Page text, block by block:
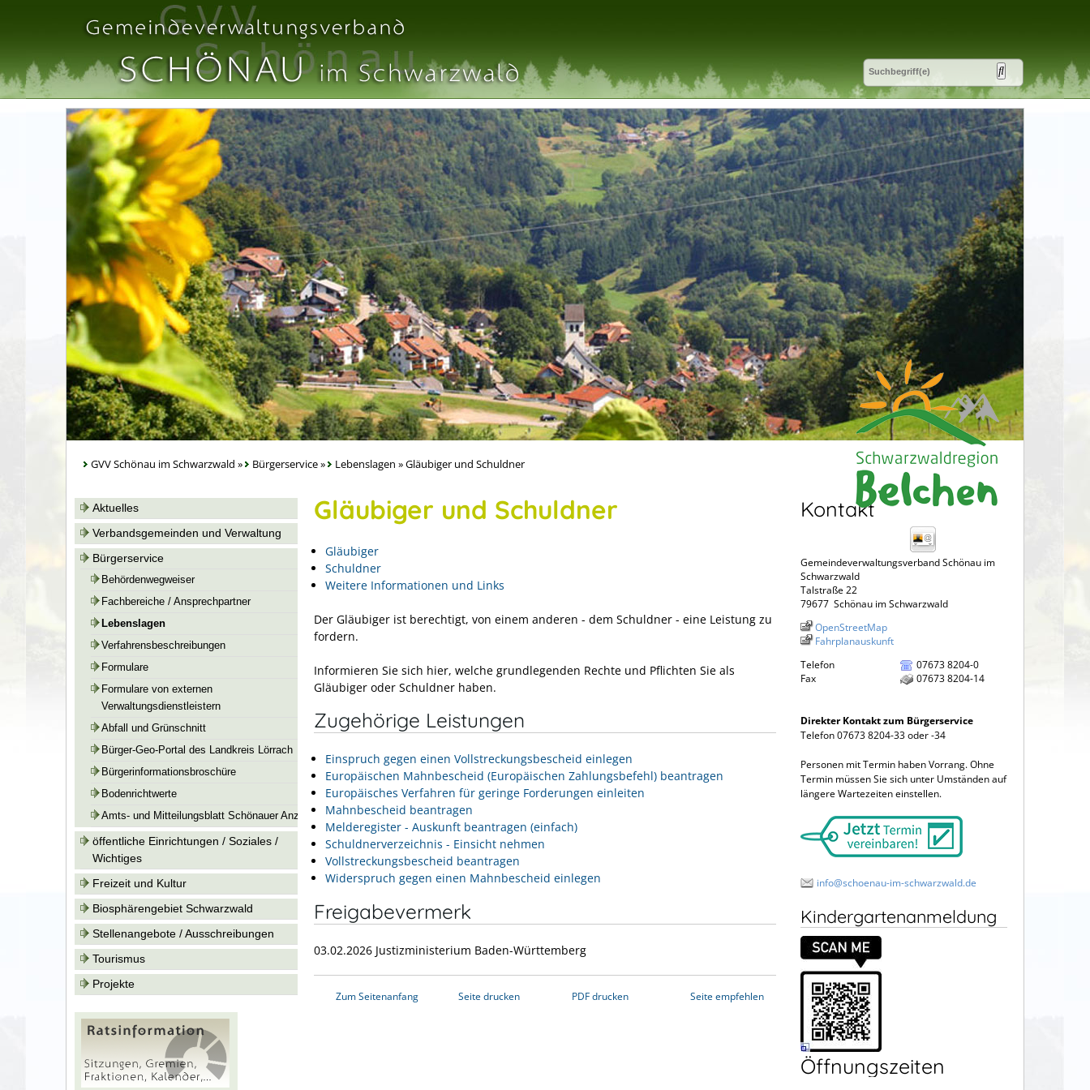
GVV Schönau im Schwarzwald » Bürgerservice» Lebenslagen »Gläubiger und Schuldner
Aktuelles
Verbandsgemeinden und Verwaltung
Bürgerservice
Behördenwegweiser
Fachbereiche / Ansprechpartner
Lebenslagen
Verfahrensbeschreibungen
Formulare
Formulare von externen
Verwaltungsdienstleistern
Abfall und Grünschnitt
Bürger-Geo-Portal des Landkreis Lörrach
Bürgerinformationsbroschüre
Bodenrichtwerte
Amts- und Mitteilungsblatt Schönauer Anzeiger
öffentliche Einrichtungen / Soziales /
Wichtiges
Freizeit und Kultur
Biosphärengebiet Schwarzwald
Stellenangebote / Ausschreibungen
Tourismus
Projekte
Gläubiger und Schuldner
Gläubiger
Schuldner
Weitere Informationen und Links
Der Gläubiger ist berechtigt, von einem anderen - dem Schuldner - eine Leistung zu
fordern.
Informieren Sie sich hier, welche grundlegenden Rechte und Pflichten Sie als
Gläubiger oder Schuldner haben.
Zugehörige Leistungen
Einspruch gegen einen Vollstreckungsbescheid einlegen
Europäischen Mahnbescheid (Europäischen Zahlungsbefehl) beantragen
Europäisches Verfahren für geringe Forderungen einleiten
Mahnbescheid beantragen
Melderegister - Auskunft beantragen (einfach)
Schuldnerverzeichnis - Einsicht nehmen
Vollstreckungsbescheid beantragen
Widerspruch gegen einen Mahnbescheid einlegen
Freigabevermerk
03.02.2026 Justizministerium Baden-Württemberg
Zum Seitenanfang Seite drucken PDF drucken Seite empfehlen
Kontakt
Gemeindeverwaltungsverband Schönau im
Schwarzwald
Talstraße 22
79677 Schönau im Schwarzwald
OpenStreetMap
Fahrplanauskunft
Telefon
07673 8204-0
Fax
07673 8204-14
Direkter Kontakt zum Bürgerservice
Telefon 07673 8204-33 oder -34
Personen mit Termin haben Vorrang. Ohne
Termin müssen Sie sich unter Umständen auf
längere Wartezeiten einstellen.
info@schoenau-im-schwarzwald.de
Kindergartenanmeldung
Öffnungszeiten